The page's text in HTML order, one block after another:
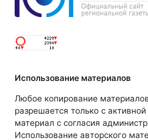
Использование материалов
Любое копирование
разрешается только с
материал с согласия
Использование авторского